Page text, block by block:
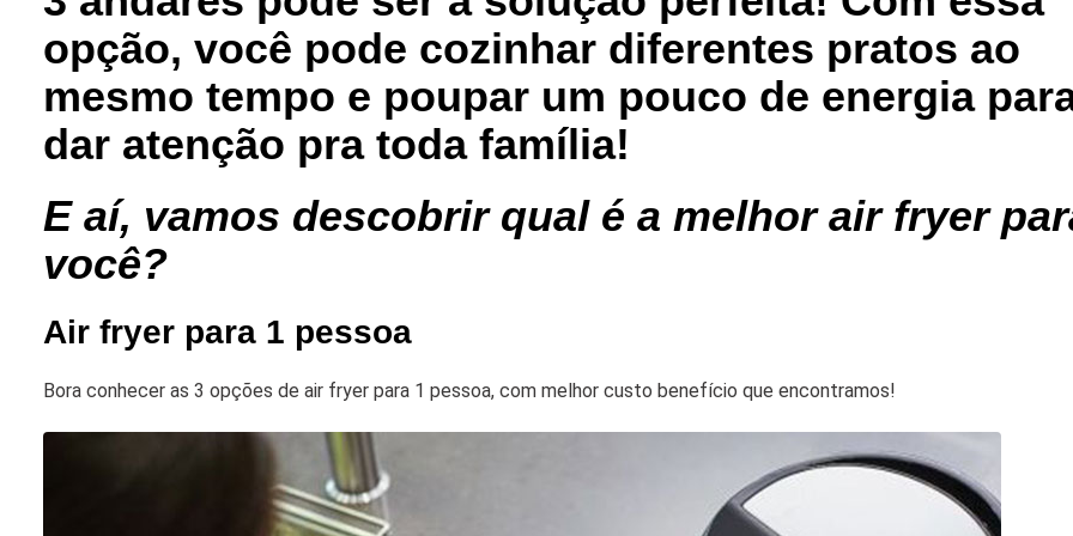
opção, você pode cozinhar diferentes pratos ao
mesmo tempo e poupar um pouco de energia
dar atenção pra toda família!
E aí, vamos descobrir qual é a melhor air fryer
você?
Air fryer para 1 pessoa
Bora conhecer as 3 opções de air fryer para 1 pessoa, com melhor custo benefício que encontramos!